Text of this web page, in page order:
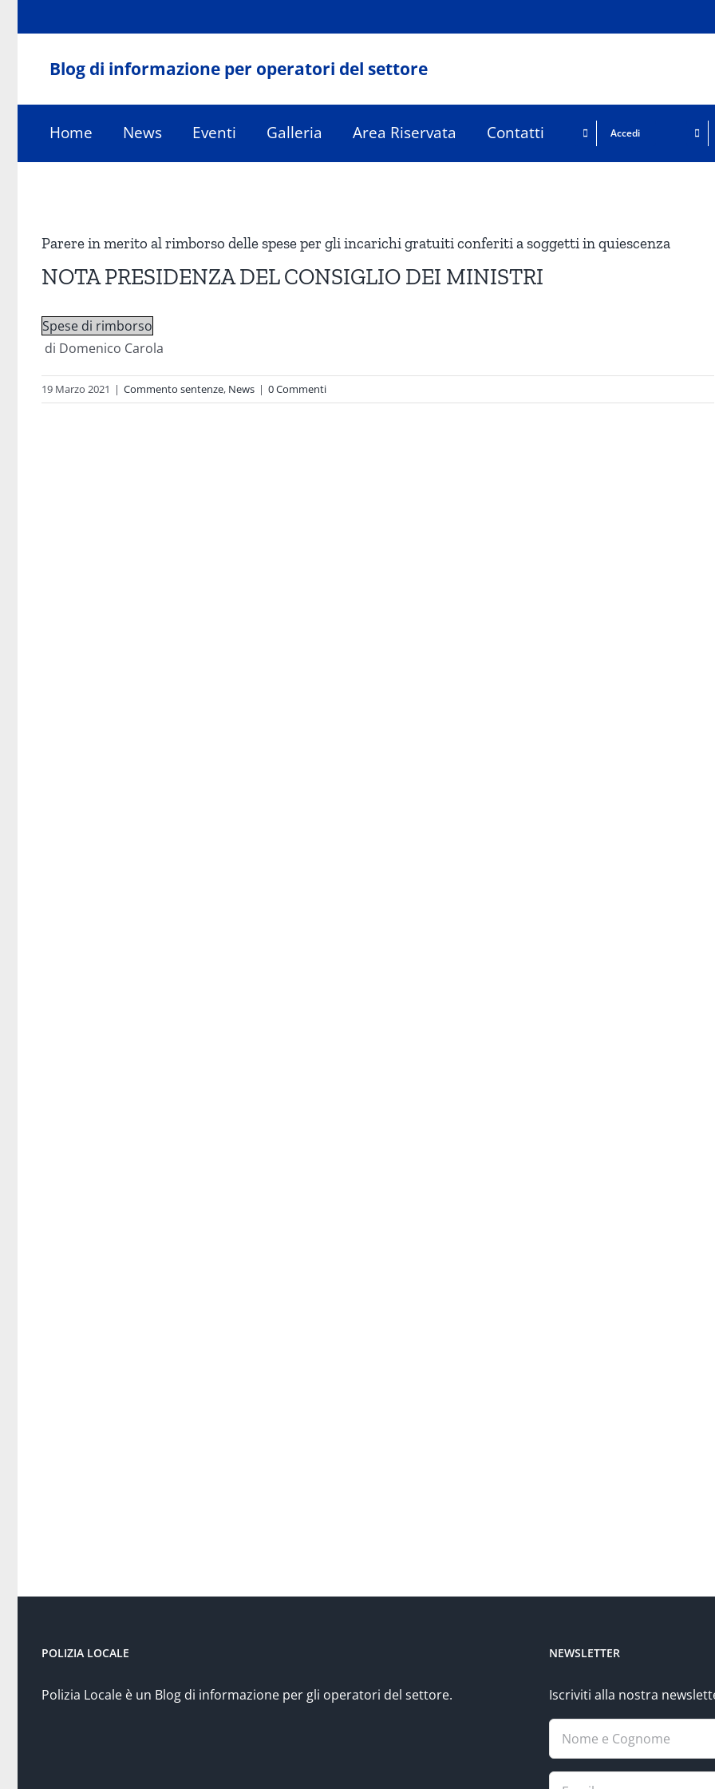
Blog di informazione per operatori del settore
Home News Eventi Galleria Area Riservata Contatti Accedi
immagine
Parere in merito al rimborso delle spese per gli incarichi gratuiti conferiti a soggetti in quiescenza
NOTA PRESIDENZA DEL CONSIGLIO DEI MINISTRI
Spese di rimborso
di Domenico Carola
19 Marzo 2021 | Commento sentenze, News | 0 Commenti
POLIZIA LOCALE
Polizia Locale è un Blog di informazione per gli operatori del settore.
NEWSLETTER
Iscriviti alla nostra